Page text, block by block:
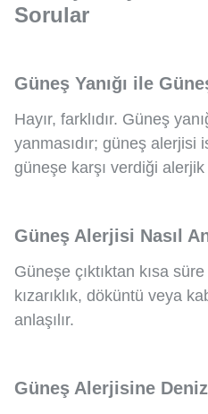
Sorular
Güneş Yanığı ile
Hayır, farklıdır. Güneş
yanmasıdır; güneş alerjisi
güneşe karşı verdiği
Güneş Alerjisi Nasıl
Güneşe çıktıktan kısa
kızarıklık, döküntü veya
anlaşılır.
Güneş Alerjisine